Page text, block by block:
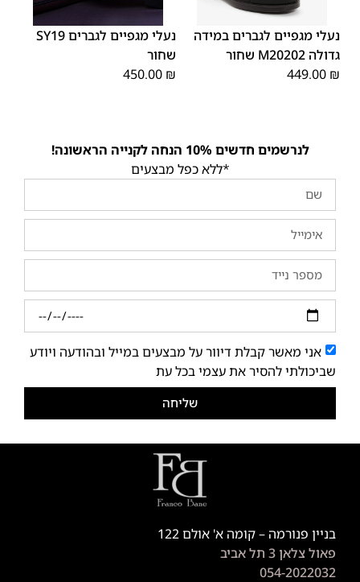
נעלי מגפיים לגברים במידה
גדולה M20202 שחור
449.00 ₪
39
40
41
42
43
44
45
46
נעלי מגפיים לגברים SY19
שחור
450.00 ₪
לנרשמים חדשים 10% הנחה לקנייה הראשונה!
*ללא כפל מבצעים
אני מאשר קבלת דיוור על מבצעים במייל ובהודעה ויודע
שביכולתי להסיר את עצמי בכל עת
שליחה
בניין פנורמה – קומה א' אולם 122
פאול צלאן 3 תל אביב
054-2022032